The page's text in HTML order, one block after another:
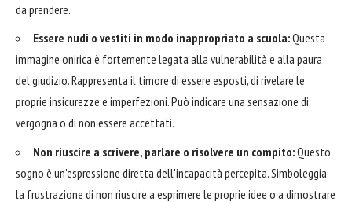
da prendere.
Essere nudi o vestiti in modo inappropriato a scuola:Questa
immagine onirica è fortemente legata alla vulnerabilità e alla paura
del giudizio. Rappresenta il timore di essere esposti, di rivelare le
proprie insicurezze e imperfezioni. Può indicare una sensazione di
vergogna o di non essere accettati.
Non riuscire a scrivere, parlare o risolvere un compito:Questo
sogno è un'espressione diretta dell'incapacità percepita. Simboleggia
la frustrazione di non riuscire a esprimere le proprie idee o a dimostrare